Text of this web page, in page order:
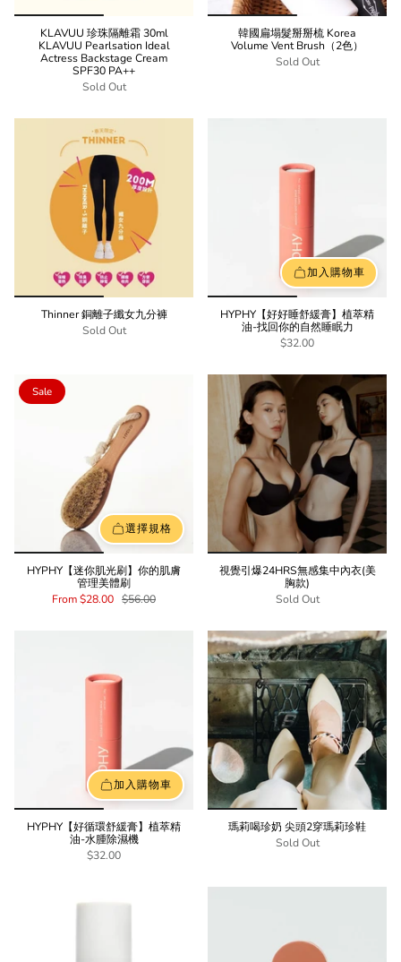
KLAVUU 珍珠隔離霜 30ml
KLAVUU Pearlsation Ideal
Actress Backstage Cream
SPF30 PA++
Sold Out
韓國扁塌髮掰掰梳 Korea
Volume Vent Brush（2色）
Sold Out
Thinner 銅離子纖女九分褲
Sold Out
加入購物車
HYPHY【好好睡舒緩膏】植萃精
油-找回你的自然睡眠力
$32.00
Sale
選擇規格
HYPHY【迷你肌光刷】你的肌膚
管理美體刷
From$28.00 $56.00
視覺引爆24HRS無感集中內衣(美
胸款)
Sold Out
加入購物車
HYPHY【好循環舒緩膏】植萃精
油-水腫除濕機
$32.00
瑪莉喝珍奶 尖頭2穿瑪莉珍鞋
Sold Out